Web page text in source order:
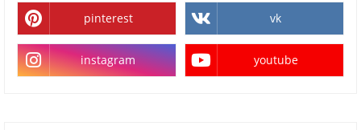
pinterest vk
instagram youtube